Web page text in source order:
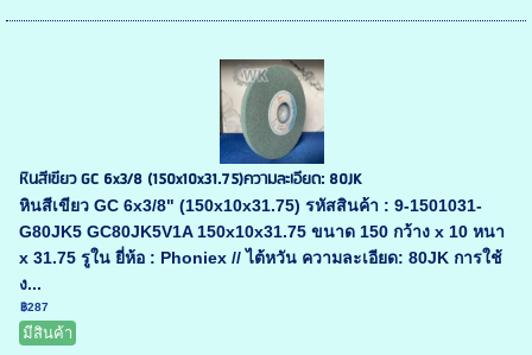
หินสีเขียว GC 6x3/8 (150x10x31.75)ความละเอียด: 80JK
หินสีเขียว GC 6x3/8" (150x10x31.75) รหัสสินค้า : 9-1501031-
G80JK5 GC80JK5V1A 150x10x31.75 ขนาด 150 กว้าง x 10 หนา
x 31.75 รูใน ยี่ห้อ : Phoniex // ไต้หวัน ความละเอียด: 80JK การใช้
ง...
฿287
มีสินค้า